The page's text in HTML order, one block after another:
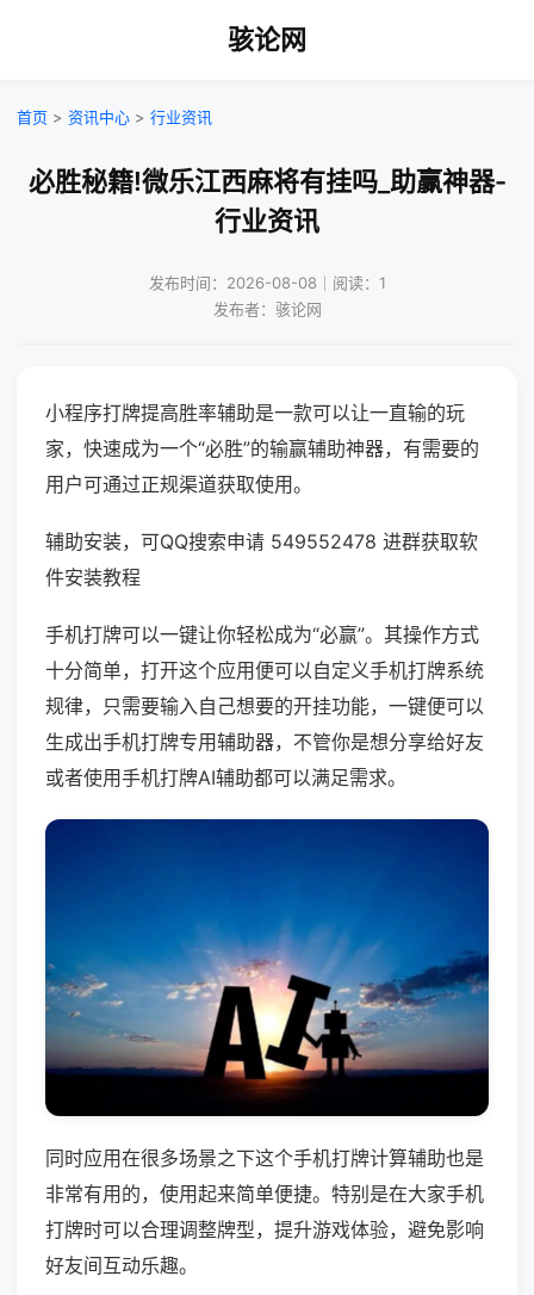
骇论网
首页 > 资讯中心 > 行业资讯
必胜秘籍!微乐江西麻将有挂吗_助赢神器-
行业资讯
发布时间：2026-08-08｜阅读：1
发布者：骇论网
小程序打牌提高胜率辅助是一款可以让一直输的玩
家，快速成为一个“必胜”的输赢辅助神器，有需要的
用户可通过正规渠道获取使用。
辅助安装，可QQ搜索申请 549552478 进群获取软
件安装教程
手机打牌可以一键让你轻松成为“必赢”。其操作方式
十分简单，打开这个应用便可以自定义手机打牌系统
规律，只需要输入自己想要的开挂功能，一键便可以
生成出手机打牌专用辅助器，不管你是想分享给好友
或者使用手机打牌AI辅助都可以满足需求。
同时应用在很多场景之下这个手机打牌计算辅助也是
非常有用的，使用起来简单便捷。特别是在大家手机
打牌时可以合理调整牌型，提升游戏体验，避免影响
好友间互动乐趣。